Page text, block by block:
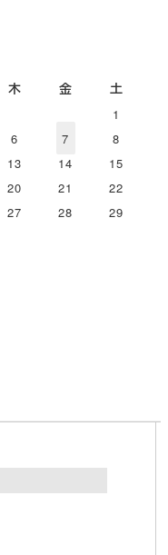
木 金 土
1
6 7
8
13 14
15
20 21
22
27 28
29